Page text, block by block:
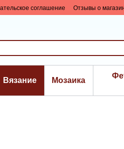
соглашение
Отзывы о
Вязание Мозаика